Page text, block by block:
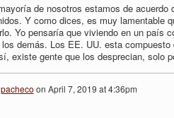
de nosotros estamos de
Y como dices, es muy lamentable
Yo pensaría que viviendo en un país
demás. Los EE. UU. esta
existe gente que los desprecian, solo
on April 7, 2019 at 4:36pm